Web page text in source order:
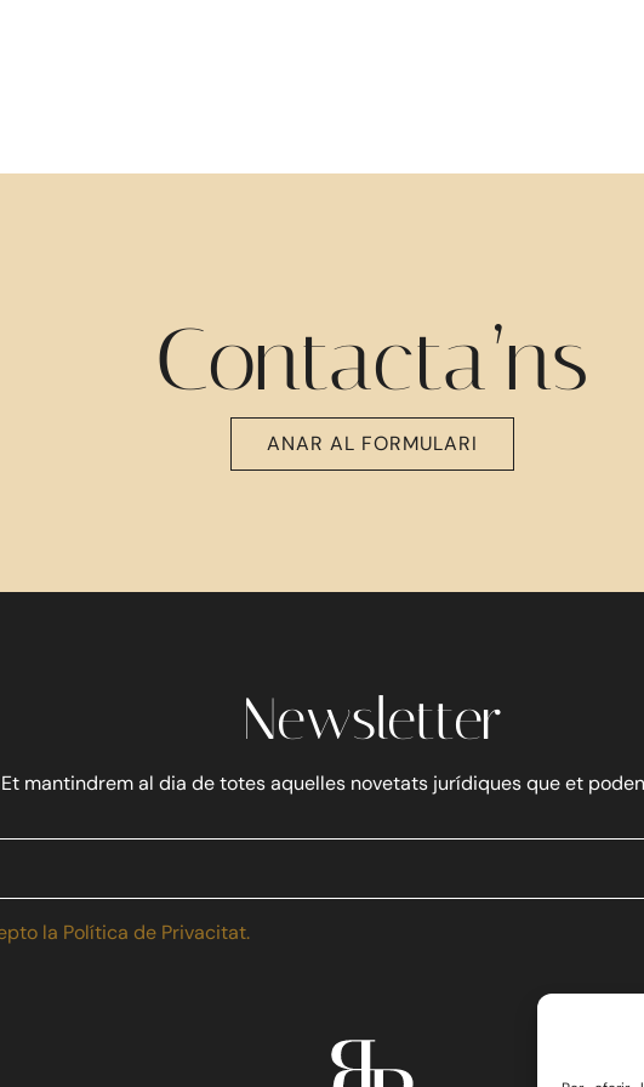
Contacta’ns
ANAR AL FORMULARI
Newsletter
Et mantindrem al dia de totes aquelles novetats jurídiques que et
la Política de Privacitat.